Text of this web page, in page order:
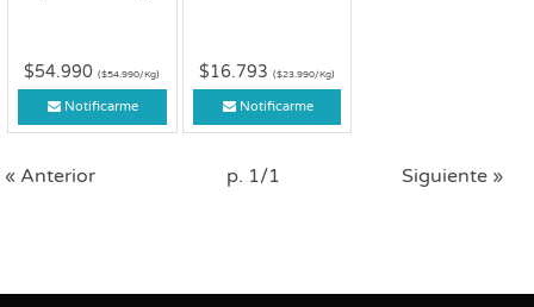
$54.990($54.990/Kg)
Notificarme
$16.793 ($23.990/Kg)
Notificarme
« Anterior p. 1/1 Siguiente »